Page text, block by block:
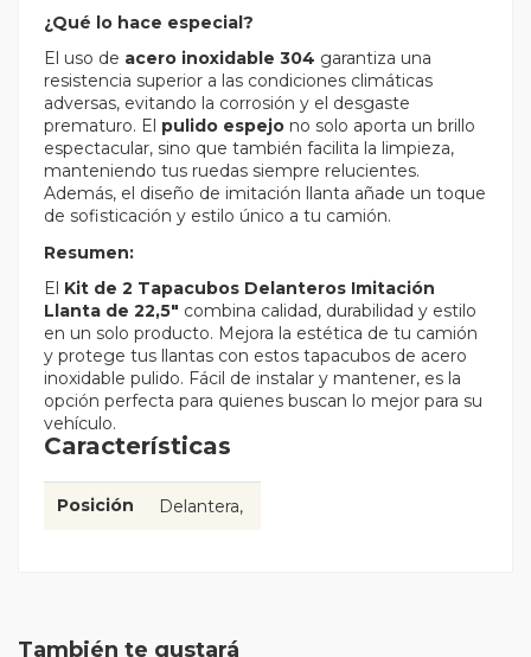
¿Qué lo hace especial?
El uso de acero inoxidable 304 garantiza una
resistencia superior a las condiciones climáticas
adversas, evitando la corrosión y el desgaste
prematuro. El pulido espejo no solo aporta un brillo
espectacular, sino que también facilita la limpieza,
manteniendo tus ruedas siempre relucientes.
Además, el diseño de imitación llanta añade un toque
de sofisticación y estilo único a tu camión.
Resumen:
El Kit de 2 Tapacubos Delanteros Imitación
Llanta de 22,5" combina calidad, durabilidad y estilo
en un solo producto. Mejora la estética de tu camión
y protege tus llantas con estos tapacubos de acero
inoxidable pulido. Fácil de instalar y mantener, es la
opción perfecta para quienes buscan lo mejor para su
vehículo.
Características
Posición Delantera
También te gustará